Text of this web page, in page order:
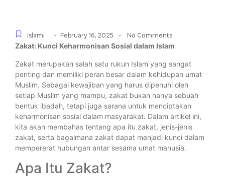
Islami - February 16, 2025 - No Comments
Zakat: Kunci Keharmonisan Sosial dalam Islam
Zakat merupakan salah satu rukun Islam yang sangat
penting dan memiliki peran besar dalam kehidupan umat
Muslim. Sebagai kewajiban yang harus dipenuhi oleh
setiap Muslim yang mampu, zakat bukan hanya sebuah
bentuk ibadah, tetapi juga sarana untuk menciptakan
keharmonisan sosial dalam masyarakat. Dalam artikel ini,
kita akan membahas tentang apa itu zakat, jenis-jenis
zakat, serta bagaimana zakat dapat menjadi kunci dalam
mempererat hubungan antar sesama umat manusia.
Apa Itu Zakat?